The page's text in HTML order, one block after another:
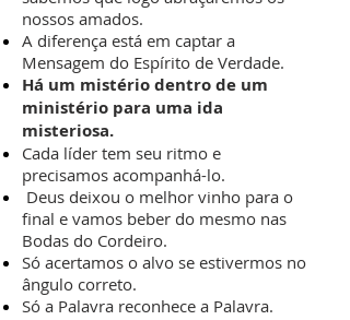
nossos amados.
A diferença está em captar a
Mensagem do Espírito de Verdade.
Há um mistério dentro de um
ministério para uma ida
misteriosa.
Cada líder tem seu ritmo e
precisamos acompanhá-lo.
Deus deixou o melhor vinho para o
final e vamos beber do mesmo nas
Bodas do Cordeiro.
Só acertamos o alvo se estivermos no
ângulo correto.
Só a Palavra reconhece a Palavra.